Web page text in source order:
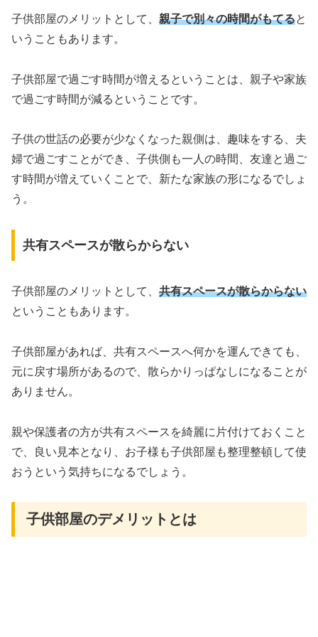
子供部屋のメリットとして、 親子で別々の時間がもてると
いうこともあります。
子供部屋で過ごす時間が増えるということは、親子や家族
で過ごす時間が減るということです。
子供の世話の必要が少なくなった親側は、趣味をする、夫
婦で過ごすことができ、子供側も一人の時間、友達と過ご
す時間が増えていくことで、新たな家族の形になるでしょ
う。
共有スペースが散らからない
子供部屋のメリットとして、 共有スペースが散らからない
ということもあります。
子供部屋があれば、共有スペースへ何かを運んできても、
元に戻す場所があるので、散らかりっぱなしになることが
ありません。
親や保護者の方が共有スペースを綺麗に片付けておくこと
で、良い見本となり、お子様も子供部屋も整理整頓して使
おうという気持ちになるでしょう。
子供部屋のデメリットとは